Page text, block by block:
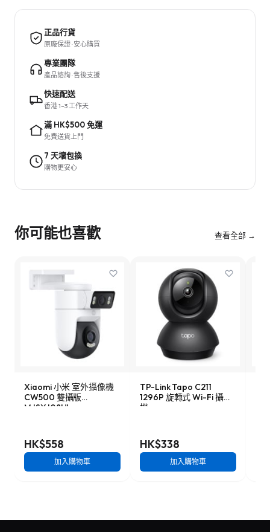
正品行貨
原廠保證 · 安心購買
專業團隊
產品諮詢 · 售後支援
快速配送
香港 1–3 工作天
滿 HK$500 免運
免費送貨上門
7 天壞包換
購物更安心
你可能也喜歡 查看全部 →
Xiaomi 小米 室外攝像機
CW500 雙攝版
MJSXJ08HL
HK$558
加入購物車
TP-Link Tapo C211
1296P 旋轉式 Wi-Fi 攝影
機
HK$338
加入購物車